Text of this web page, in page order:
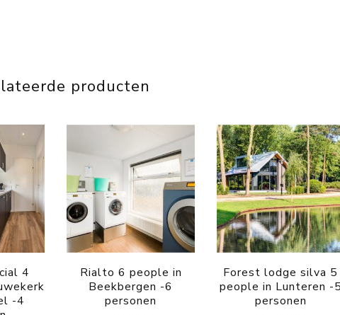
producten
4
-4
Rialto 6 people in
Beekbergen -6
personen
Forest lodge silva 5
people in Lunteren -
personen